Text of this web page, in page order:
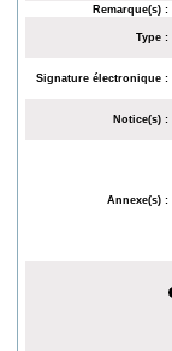
Remarque(s) :
Type :
Signature électronique :
Notice(s) :
Annexe(s) :